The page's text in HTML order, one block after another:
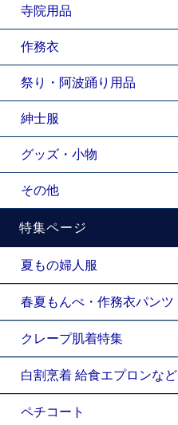
寺院用品
作務衣
祭り・阿波踊り用品
紳士服
グッズ・小物
その他
特集ページ
夏もの婦人服
春夏もんぺ・作務衣パンツ
クレープ肌着特集
白割烹着 給食エプロンなど
ペチコート